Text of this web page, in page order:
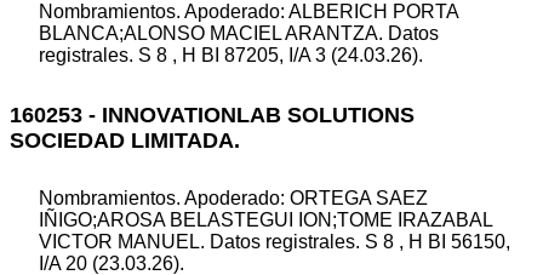
Nombramientos. Apoderado: ALBERICH PORTA
BLANCA;ALONSO MACIEL ARANTZA. Datos
registrales. S 8 , H BI 87205, I/A 3 (24.03.26).
160253 - INNOVATIONLAB SOLUTIONS
SOCIEDAD LIMITADA.
Nombramientos. Apoderado: ORTEGA SAEZ
IÑIGO;AROSA BELASTEGUI ION;TOME IRAZABAL
VICTOR MANUEL. Datos registrales. S 8 , H BI 56150,
I/A 20 (23.03.26).